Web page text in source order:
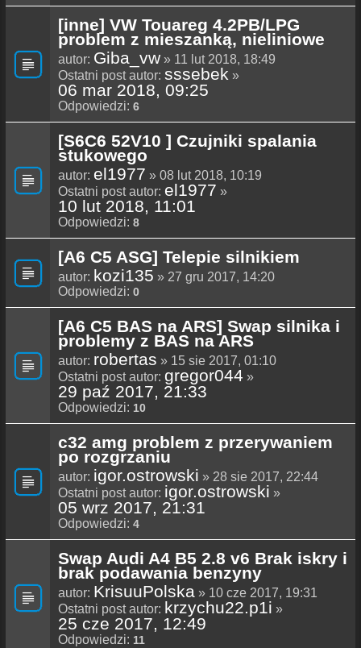
[inne] VW Touareg 4.2PB/LPG
problem z mieszanką, nieliniowe
autor: Giba_vw » 11 lut 2018, 18:49
Ostatni post autor: sssebek »
06 mar 2018, 09:25
Odpowiedzi: 6
[S6C6 52V10 ] Czujniki spalania
stukowego
autor: el1977 » 08 lut 2018, 10:19
Ostatni post autor: el1977 »
10 lut 2018, 11:01
Odpowiedzi: 8
[A6 C5 ASG] Telepie silnikiem
autor: kozi135 » 27 gru 2017, 14:20
Odpowiedzi: 0
[A6 C5 BAS na ARS] Swap silnika i
problemy z BAS na ARS
autor: robertas » 15 sie 2017, 01:10
Ostatni post autor: gregor044 »
29 paź 2017, 21:33
Odpowiedzi: 10
c32 amg problem z przerywaniem
po rozgrzaniu
autor: igor.ostrowski » 28 sie 2017, 22:44
Ostatni post autor: igor.ostrowski »
05 wrz 2017, 21:31
Odpowiedzi: 4
Swap Audi A4 B5 2.8 v6 Brak iskry i
brak podawania benzyny
autor: KrisuuPolska » 10 cze 2017, 19:31
Ostatni post autor: krzychu22.p1i »
25 cze 2017, 12:49
Odpowiedzi: 11